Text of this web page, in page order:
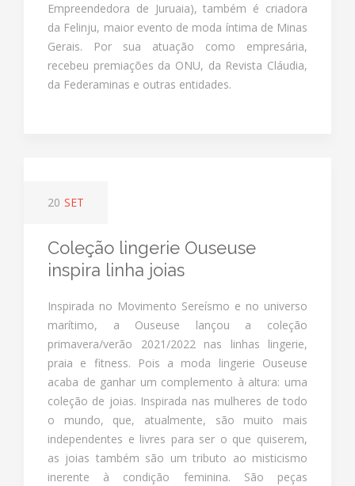
Empreendedora de Juruaia), também é criadora
da Felinju, maior evento de moda íntima de Minas
Gerais. Por sua atuação como empresária,
recebeu premiações da ONU, da Revista Cláudia,
da Federaminas e outras entidades.
20 SET
Coleção lingerie Ouseuse
inspira linha joias
Inspirada no Movimento Sereísmo e no universo
marítimo, a Ouseuse lançou a coleção
primavera/verão 2021/2022 nas linhas lingerie,
praia e fitness. Pois a moda lingerie Ouseuse
acaba de ganhar um complemento à altura: uma
coleção de joias. Inspirada nas mulheres de todo
o mundo, que, atualmente, são muito mais
independentes e livres para ser o que quiserem,
as joias também são um tributo ao misticismo
inerente à condição feminina. São peças